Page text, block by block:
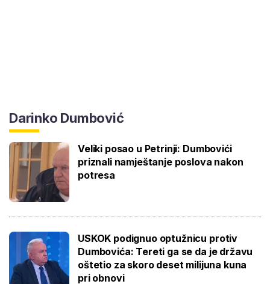
Darinko Dumbović
Veliki posao u Petrinji: Dumbovići
priznali namještanje poslova nakon
potresa
USKOK podignuo optužnicu protiv
Dumbovića: Tereti ga se da je državu
oštetio za skoro deset milijuna kuna
pri obnovi